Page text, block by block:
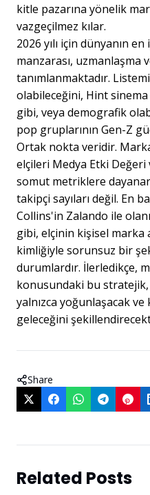
kitle pazarına yönelik
vazgeçilmez kılar.
2026 yılı için dünyanın
manzarası, uzmanlaşma
tanımlanmaktadır.
olabileceğini, Hint sinema
gibi, veya demografik
pop gruplarının Gen-Z
Ortak nokta veridir.
elçileri Medya Etki
somut metriklere
takipçi sayıları değil. En
Collins'in Zalando ile
gibi, elçinin kişisel marka
kimliğiyle sorunsuz bir
durumlardır. İlerledikçe,
konusundaki bu
yalnızca yoğunlaşacak
geleceğini
Share
Related Posts